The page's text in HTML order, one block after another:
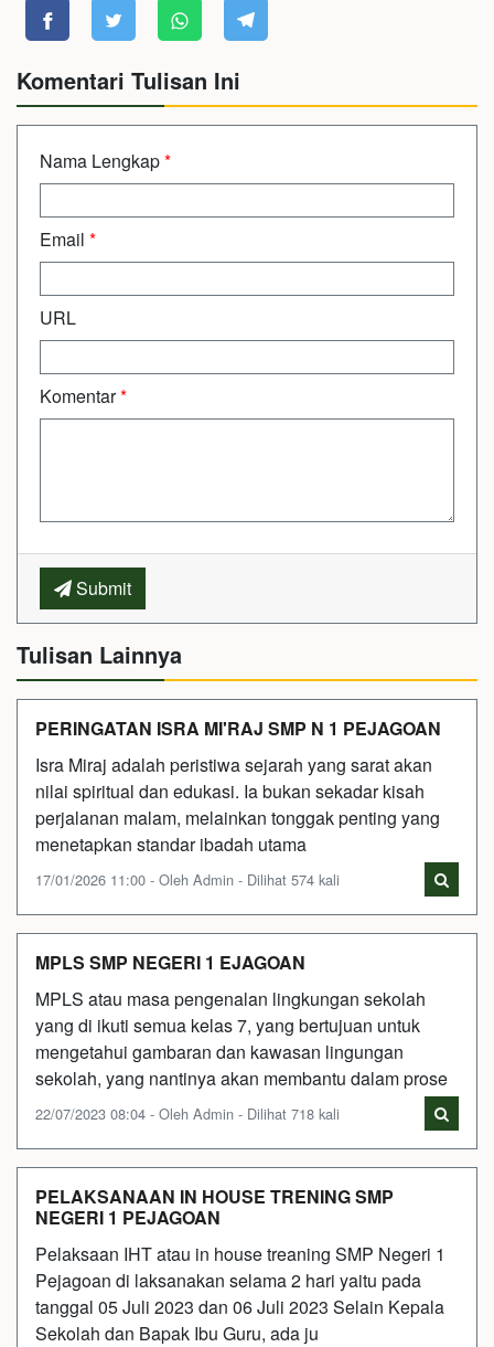
Komentari Tulisan Ini
Nama Lengkap*
Email *
URL
Komentar*
Submit
Tulisan Lainnya
PERINGATAN ISRA MI'RAJ SMP N 1 PEJAGOAN
Isra Miraj adalah peristiwa sejarah yang sarat akan
nilai spiritual dan edukasi. Ia bukan sekadar kisah
perjalanan malam, melainkan tonggak penting yang
menetapkan standar ibadah utama
17/01/2026 11:00 - Oleh Admin - Dilihat 574 kali
MPLS SMP NEGERI 1 EJAGOAN
MPLS atau masa pengenalan lingkungan sekolah
yang di ikuti semua kelas 7, yang bertujuan untuk
mengetahui gambaran dan kawasan lingungan
sekolah, yang nantinya akan membantu dalam prose
22/07/2023 08:04 - Oleh Admin - Dilihat 718 kali
PELAKSANAAN IN HOUSE TRENING SMP
NEGERI 1 PEJAGOAN
Pelaksaan IHT atau in house treaning SMP Negeri 1
Pejagoan di laksanakan selama 2 hari yaitu pada
tanggal 05 Juli 2023 dan 06 Juli 2023 Selain Kepala
Sekolah dan Bapak Ibu Guru, ada ju